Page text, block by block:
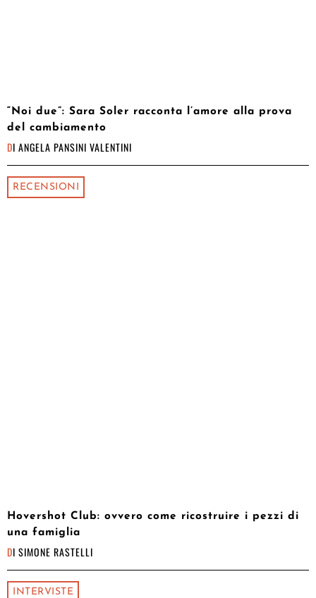
“Noi due”: Sara Soler racconta l’amore alla prova
del cambiamento
DI ANGELA PANSINI VALENTINI
RECENSIONI
Hovershot Club: ovvero come ricostruire i pezzi di
una famiglia
DI SIMONE RASTELLI
INTERVISTE